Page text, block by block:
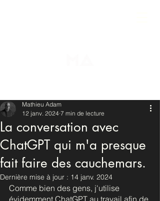
La conversation avec
ChatGPT qui m'a presque
fait faire des cauchemars.
Mathieu Adam
12 janv. 2024 7 min de lecture
Dernière mise à jour : 14 janv. 2024
Comme bien des gens, j'utilise
évidemment ChatGPT au travail afin de